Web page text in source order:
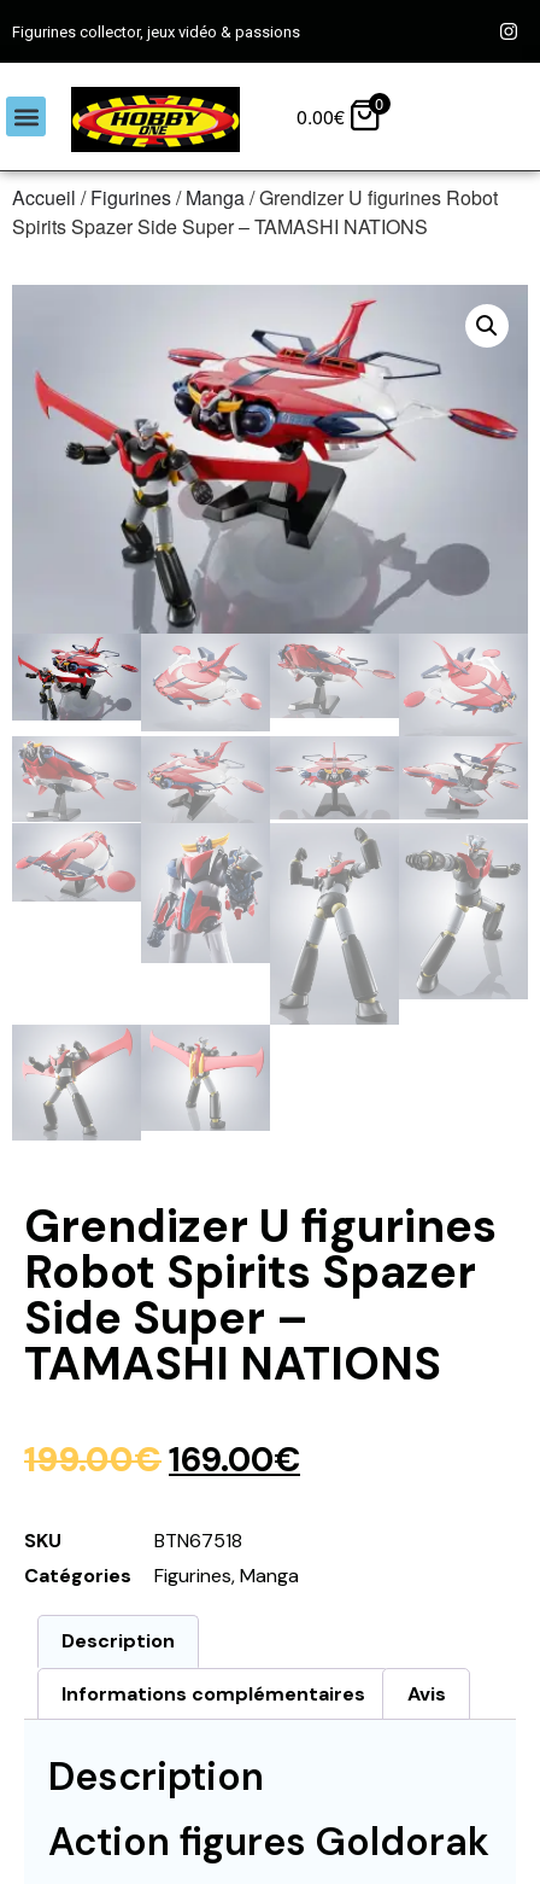
Figurines collector, jeux vidéo & passions
0.00€ 0
Accueil /Figurines/Manga/ Grendizer U figurines Robot
Spirits Spazer Side Super – TAMASHI NATIONS
Grendizer U figurines
Robot Spirits Spazer
Side Super –
TAMASHI NATIONS
199.00€169.00€
SKU
BTN67518
Catégories
Figurines,Manga
Description
Informations complémentaires Avis
Description
Action figures Goldorak